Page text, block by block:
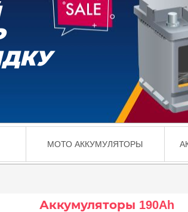
МОТО АККУМУЛЯТОРЫ
Аккумуляторы 190Ah